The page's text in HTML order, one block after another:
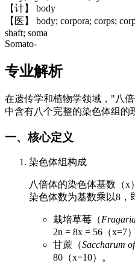
【计】 body
【医】 body; corpora; corps;
shaft; soma
Somato-
专业解析
在遗传学和植物学领域，"八
中含有八个完整的染色体组的
一、核心定义
染色体组构成
八倍体的染色体基数（x
染色体数为基数乘以8，
栽培草莓（
2n = 8x = 56（x=7）
甘蔗（Saccharum
80（x=10）。